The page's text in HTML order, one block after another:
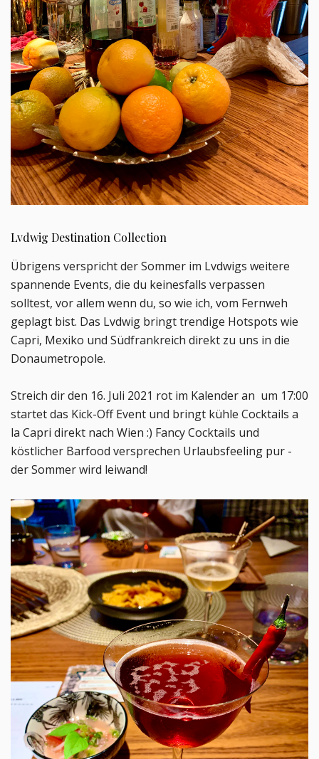
Lvdwig Destination Collection
Übrigens verspricht der Sommer im Lvdwigs weitere
spannende Events, die du keinesfalls verpassen
solltest, vor allem wenn du, so wie ich, vom Fernweh
geplagt bist. Das Lvdwig bringt trendige Hotspots wie
Capri, Mexiko und Südfrankreich direkt zu uns in die
Donaumetropole.
Streich dir den 16. Juli 2021 rot im Kalender an um 17:00
startet das Kick-Off Event und bringt kühle Cocktails a
la Capri direkt nach Wien :) Fancy Cocktails und
köstlicher Barfood versprechen Urlaubsfeeling pur -
der Sommer wird leiwand!